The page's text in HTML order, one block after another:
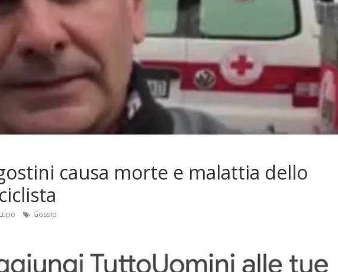
causa morte e malattia dello
Gossip